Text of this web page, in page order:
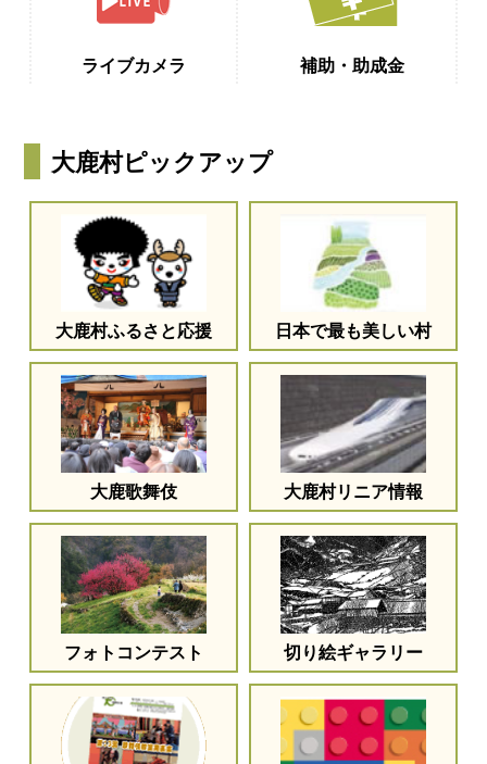
ライブカメラ 補助・助成金
大鹿村ピックアップ
大鹿村ふるさと応援 日本で最も美しい村
大鹿歌舞伎 大鹿村リニア情報
フォトコンテスト 切り絵ギャラリー